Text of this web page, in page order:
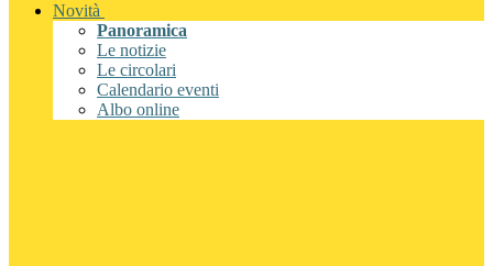
Novità
Panoramica
Le notizie
Le circolari
Calendario eventi
Albo online